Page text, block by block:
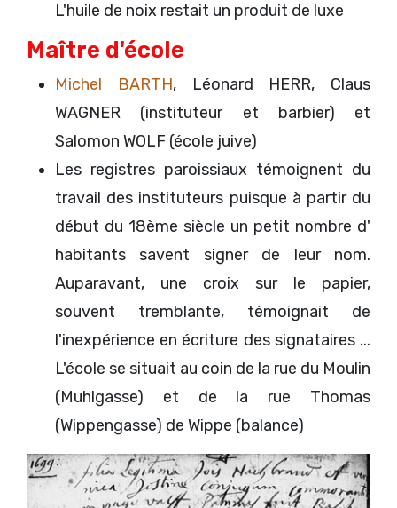
L'huile de noix restait un produit de luxe
Maître d'école
Michel BARTH, Léonard HERR, Claus
WAGNER (instituteur et barbier) et
Salomon WOLF (école juive)
Les registres paroissiaux témoignent du
travail des instituteurs puisque à partir du
début du 18ème siècle un petit nombre d'
habitants savent signer de leur nom.
Auparavant, une croix sur le papier,
souvent tremblante, témoignait de
l'inexpérience en écriture des signataires ...
L'école se situait au coin de la rue du Moulin
(Muhlgasse) et de la rue Thomas
(Wippengasse) de Wippe (balance)